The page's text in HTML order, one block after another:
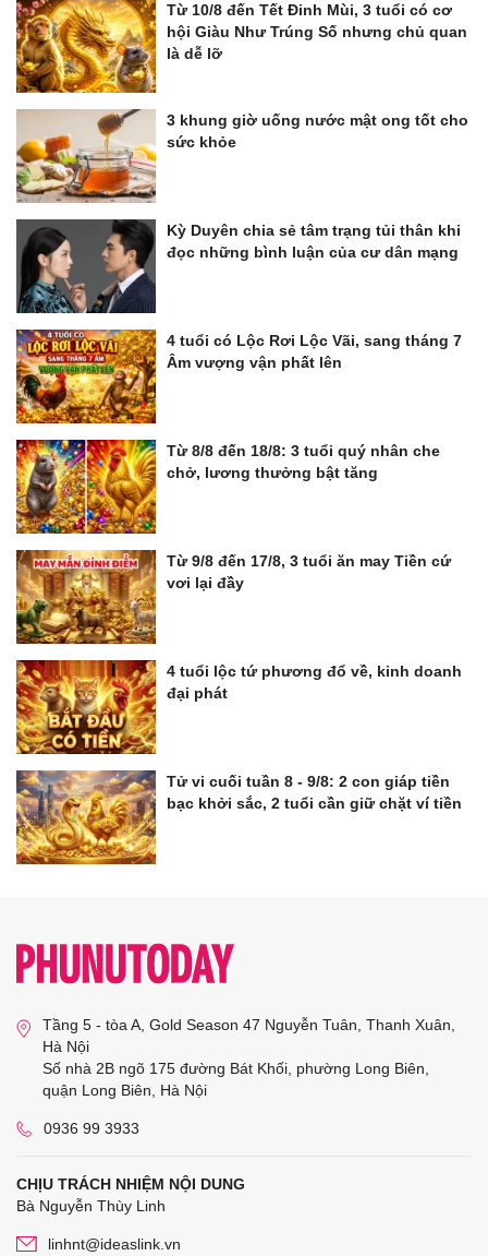
Từ 10/8 đến Tết Đinh Mùi, 3 tuổi có cơ
hội Giàu Như Trúng Số nhưng chủ quan
là dễ lỡ
3 khung giờ uống nước mật ong tốt cho
sức khỏe
Kỳ Duyên chia sẻ tâm trạng tủi thân khi
đọc những bình luận của cư dân mạng
4 tuổi có Lộc Rơi Lộc Vãi, sang tháng 7
Âm vượng vận phất lên
Từ 8/8 đến 18/8: 3 tuổi quý nhân che
chở, lương thưởng bật tăng
Từ 9/8 đến 17/8, 3 tuổi ăn may Tiền cứ
vơi lại đầy
4 tuổi lộc tứ phương đổ về, kinh doanh
đại phát
Tử vi cuối tuần 8 - 9/8: 2 con giáp tiền
bạc khởi sắc, 2 tuổi cần giữ chặt ví tiền
Tầng 5 - tòa A, Gold Season 47 Nguyễn Tuân, Thanh Xuân,
Hà Nội
Số nhà 2B ngõ 175 đường Bát Khối, phường Long Biên,
quận Long Biên, Hà Nội
0936 99 3933
CHỊU TRÁCH NHIỆM NỘI DUNG
Bà Nguyễn Thùy Linh
linhnt@ideaslink.vn